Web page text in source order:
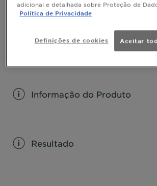
TAMANHO 50ML
COMPRAR
Informação do Produto
Resultado
adicional e detalhada sobre Proteção de
Política de Privacidade
Definições de cookies Aceitar